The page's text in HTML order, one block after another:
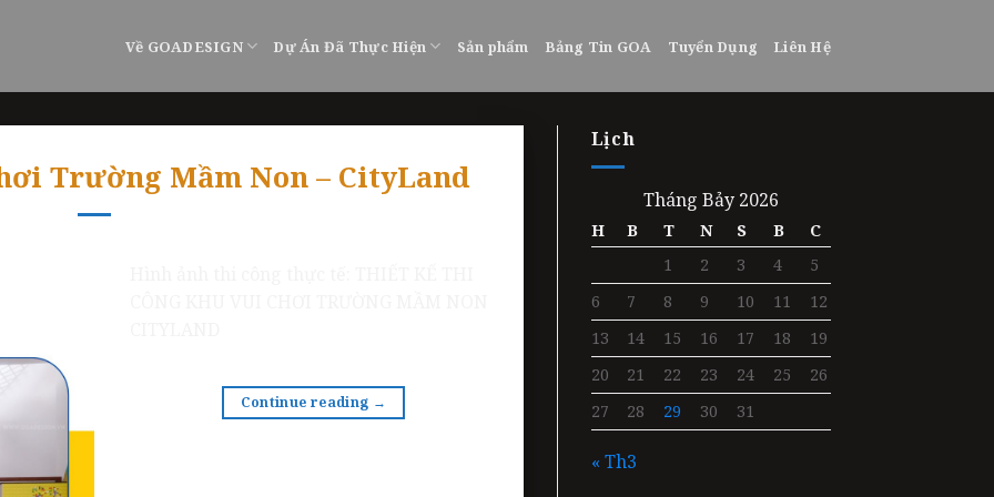
Về GOADESIGN Dự Án Đã Thực Hiện Sản phẩm Bảng Tin GOA Tuyển Dụng Liên Hệ
Trường Mầm Non – CityLand
Continue reading →
Lịch
Tháng Bảy 2026
H B T N S B
C
1
2 3 4
5
6
7 8 9 10 11
12
13
14 15 16 17 18
19
20
21 22 23 24 25
26
27
28 29 30 31
« Th3